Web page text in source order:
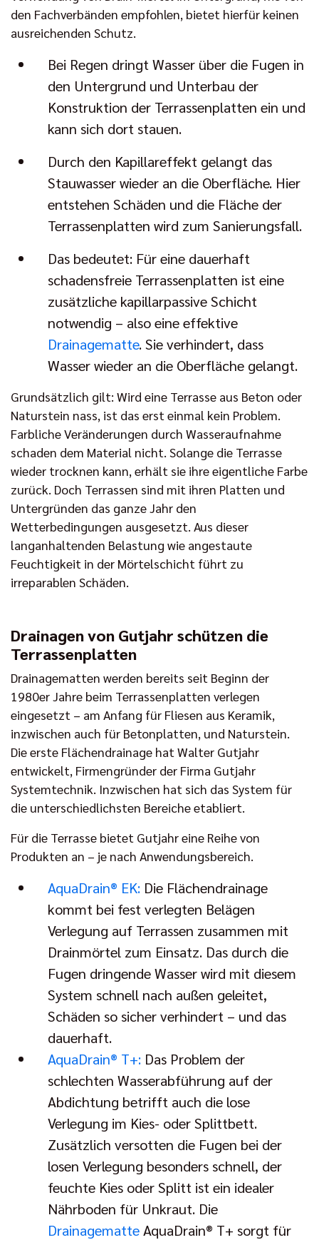
den Fachverbänden empfohlen, bietet hierfür keinen
ausreichenden Schutz.
Bei Regen dringt Wasser über die Fugen in
den Untergrund und Unterbau der
Konstruktion der Terrassenplatten ein und
kann sich dort stauen.
Durch den Kapillareffekt gelangt das
Stauwasser wieder an die Oberfläche. Hier
entstehen Schäden und die Fläche der
Terrassenplatten wird zum Sanierungsfall.
Das bedeutet: Für eine dauerhaft
schadensfreie Terrassenplatten ist eine
zusätzliche kapillarpassive Schicht
notwendig – also eine effektive
Drainagematte. Sie verhindert, dass
Wasser wieder an die Oberfläche gelangt.
Grundsätzlich gilt: Wird eine Terrasse aus Beton oder
Naturstein nass, ist das erst einmal kein Problem.
Farbliche Veränderungen durch Wasseraufnahme
schaden dem Material nicht. Solange die Terrasse
wieder trocknen kann, erhält sie ihre eigentliche Farbe
zurück. Doch Terrassen sind mit ihren Platten und
Untergründen das ganze Jahr den
Wetterbedingungen ausgesetzt. Aus dieser
langanhaltenden Belastung wie angestaute
Feuchtigkeit in der Mörtelschicht führt zu
irreparablen Schäden.
Drainagen von Gutjahr schützen die
Terrassenplatten
Drainagematten werden bereits seit Beginn der
1980er Jahre beim Terrassenplatten verlegen
eingesetzt – am Anfang für Fliesen aus Keramik,
inzwischen auch für Betonplatten, und Naturstein.
Die erste Flächendrainage hat Walter Gutjahr
entwickelt, Firmengründer der Firma Gutjahr
Systemtechnik. Inzwischen hat sich das System für
die unterschiedlichsten Bereiche etabliert.
Für die Terrasse bietet Gutjahr eine Reihe von
Produkten an – je nach Anwendungsbereich.
AquaDrain® EK: Die Flächendrainage
kommt bei fest verlegten Belägen
Verlegung auf Terrassen zusammen mit
Drainmörtel zum Einsatz. Das durch die
Fugen dringende Wasser wird mit diesem
System schnell nach außen geleitet,
Schäden so sicher verhindert – und das
dauerhaft.
AquaDrain® T+: Das Problem der
schlechten Wasserabführung auf der
Abdichtung betrifft auch die lose
Verlegung im Kies- oder Splittbett.
Zusätzlich versotten die Fugen bei der
losen Verlegung besonders schnell, der
feuchte Kies oder Splitt ist ein idealer
Nährboden für Unkraut. Die
DrainagematteAquaDrain® T+ sorgt für